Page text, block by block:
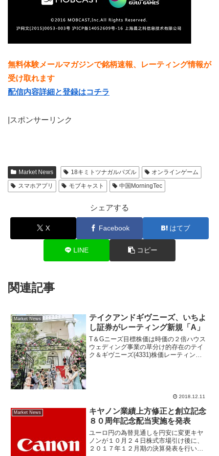
無料体験メールマガジンで銘柄速報、レーティング情報が
受け取れます
配信内容詳細と登録はコチラ
|スポンサーリンク
Market News 18キミトツナガルパズル
オンラインゲーム
スマホアプリ
モブキャスト 中国MorningTec
シェアする
X Facebook はてブ
LINE コピー
関連記事
Market News
テイクアンドギヴニーズ、いちよ
し証券がレーティング新規「A」
T＆Gニーズ目標株価は時価の２倍ハウス
ウェディング事業の草分け的存在のテイ
ク＆ギヴニーズ(4331)株価レーティング
2018.12.11
Market News
キヤノン業績上方修正と創立記念
８０周年記念配当実施を発表
ユーロ円の為替見通しを円安に変更キヤ
ノンが１０月２４日株式市場引け後に、
２０１７年１２月期の決算発表を行い、